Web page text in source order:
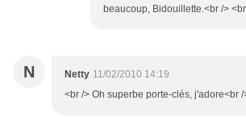
beaucoup, Bidouillette.<br />
N Netty 11/02/2010 14:19
<br /> Oh superbe porte-clés, j'adore<br /